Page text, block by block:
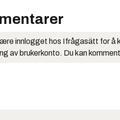
innlogget hos Ifrågasätt for å
av brukerkonto. Du kan